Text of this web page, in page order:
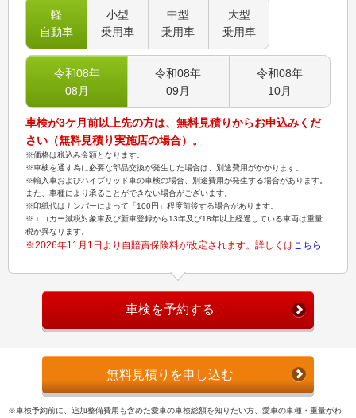
軽
自動車
小型
乗用車
中型
乗用車
大型
乗用車
令和08年
08 月
令和08年
09 月
令和08年
10月
車検が3ケ月前以上先の方は、無料見積りからお申込みくだ
さい（無料見積り実施店の場合）。
※価格は税込み金額となります。
※車検を通す為に必要な部品交換が発生した場合は、別途費用がかかります。
※輸入車およびハイブリッド車の車検の場合、別途費用が発生する場合があります。
また、車種により承ることができない場合がございます。
※印紙代はナンバーによって「100円」程度前後する場合があります。
※エコカー減税対象車及び新車登録から13年及び18年以上経過している車両は重量
税が異なります。
※2026年11月1日より自賠責保険料が改定されます。詳しくはこちら
車検を予約する
無料見積りを申し込む
※車検予約前に、追加整備費用も含めた愛車の車検総額を知りたい方、愛車の車種・重量がわ